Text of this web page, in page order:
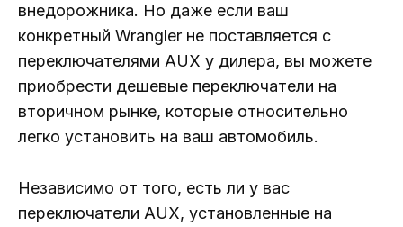
внедорожника. Но даже если ваш
конкретный Wrangler не поставляется с
переключателями AUX у дилера, вы можете
приобрести дешевые переключатели на
вторичном рынке, которые относительно
легко установить на ваш автомобиль.
Независимо от того, есть ли у вас
переключатели AUX, установленные на